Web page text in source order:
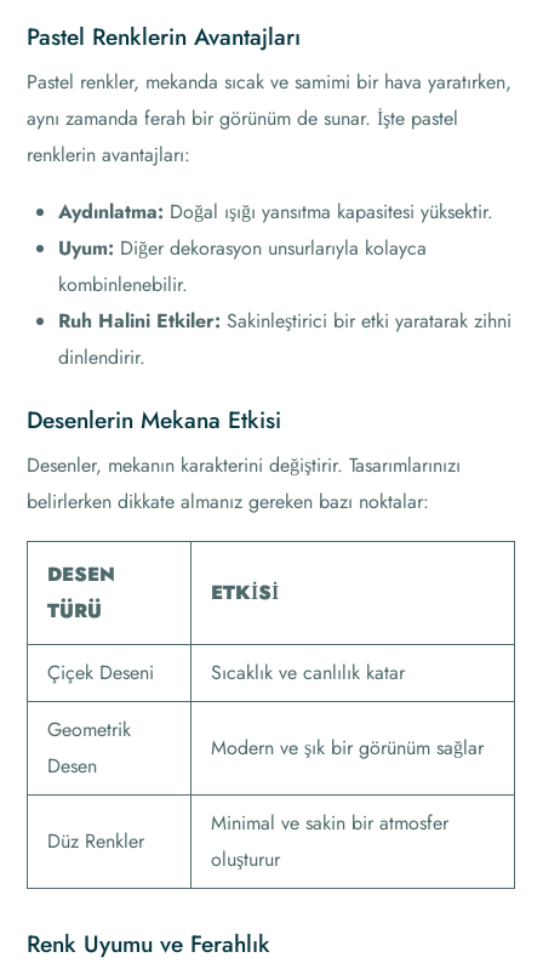
Pastel Renklerin Avantajları
Pastel renkler, mekanda sıcak ve samimi bir hava yaratırken,
aynı zamanda ferah bir görünüm de sunar. İşte pastel
renklerin avantajları:
Aydınlatma: Doğal ışığı yansıtma kapasitesi yüksektir.
Uyum: Diğer dekorasyon unsurlarıyla kolayca
kombinlenebilir.
Ruh Halini Etkiler: Sakinleştirici bir etki yaratarak zihni
dinlendirir.
Desenlerin Mekana Etkisi
Desenler, mekanın karakterini değiştirir. Tasarımlarınızı
belirlerken dikkate almanız gereken bazı noktalar:
DESEN
TÜRÜ
ETKISI
Çiçek Deseni Sıcaklık ve canlılık katar
Geometrik
Desen
Modern ve şık bir görünüm sağlar
Düz Renkler
Minimal ve sakin bir atmosfer
oluşturur
Renk Uyumu ve Ferahlık